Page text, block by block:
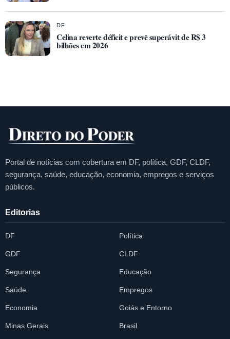
DF
Celina reverte déficit e prevê superávit de R$ 3
bilhões em 2026
Portal de notícias com cobertura em DF, política, GDF, CLDF,
segurança, saúde, educação, economia, empregos e serviços
públicos.
Editorias
DF Política
GDF CLDF
Segurança Educação
Saúde Empregos
Economia Goiás e Entorno
Minas Gerais Brasil